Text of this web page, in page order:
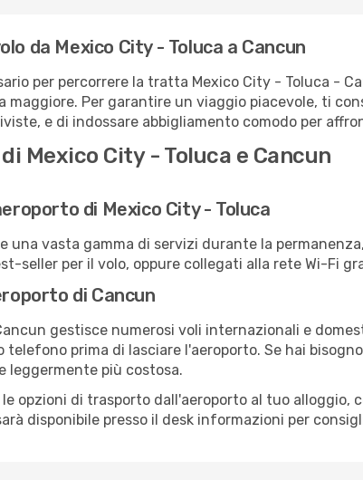
da Mexico City - Toluca a Cancun
per percorrere la tratta Mexico City - Toluca -
maggiore. Per garantire un viaggio piacevole, ti
e di indossare abbigliamento comodo per
Mexico City - Toluca e Cancun
di Mexico City - Toluca
una vasta gamma di servizi durante la
seller per il volo, oppure collegati alla rete Wi-Fi
di Cancun
gestisce numerosi voli internazionali e
prima di lasciare l'aeroporto. Se hai
leggermente più costosa.
opzioni di trasporto dall'aeroporto al tuo
disponibile presso il desk informazioni per